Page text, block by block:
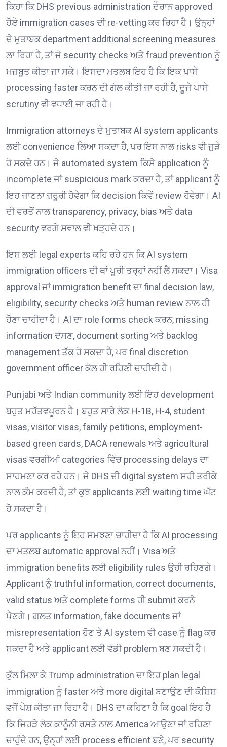
ਕਿਹਾ ਕਿ DHS previous administration ਦੌਰਾਨ approved
ਹੋਏ immigration cases ਦੀ re-vetting ਕਰ ਰਿਹਾ ਹੈ। ਉਨ੍ਹਾਂ
ਦੇ ਮੁਤਾਬਕ department additional screening measures
ਲਾ ਰਿਹਾ ਹੈ, ਤਾਂ ਜੋ security checks ਅਤੇ fraud prevention ਨੂੰ
ਮਜ਼ਬੂਤ ਕੀਤਾ ਜਾ ਸਕੇ। ਇਸਦਾ ਮਤਲਬ ਇਹ ਹੈ ਕਿ ਇਕ ਪਾਸੇ
processing faster ਕਰਨ ਦੀ ਗੱਲ ਕੀਤੀ ਜਾ ਰਹੀ ਹੈ, ਦੂਜੇ ਪਾਸੇ
scrutiny ਵੀ ਵਧਾਈ ਜਾ ਰਹੀ ਹੈ।
Immigration attorneys ਦੇ ਮੁਤਾਬਕ AI system applicants
ਲਈ convenience ਲਿਆ ਸਕਦਾ ਹੈ, ਪਰ ਇਸ ਨਾਲ risks ਵੀ ਜੁੜੇ
ਹੋ ਸਕਦੇ ਹਨ। ਜੇ automated system ਕਿਸੇ application ਨੂੰ
incomplete ਜਾਂ suspicious mark ਕਰਦਾ ਹੈ, ਤਾਂ applicant ਨੂੰ
ਇਹ ਜਾਣਨਾ ਜ਼ਰੂਰੀ ਹੋਵੇਗਾ ਕਿ decision ਕਿਵੇਂ review ਹੋਵੇਗਾ। AI
ਦੀ ਵਰਤੋਂ ਨਾਲ transparency, privacy, bias ਅਤੇ data
security ਵਰਗੇ ਸਵਾਲ ਵੀ ਖੜ੍ਹਦੇ ਹਨ।
ਇਸ ਲਈ legal experts ਕਹਿ ਰਹੇ ਹਨ ਕਿ AI system
immigration officers ਦੀ ਥਾਂ ਪੂਰੀ ਤਰ੍ਹਾਂ ਨਹੀਂ ਲੈ ਸਕਦਾ। Visa
approval ਜਾਂ immigration benefit ਦਾ final decision law,
eligibility, security checks ਅਤੇ human review ਨਾਲ ਹੀ
ਹੋਣਾ ਚਾਹੀਦਾ ਹੈ। AI ਦਾ role forms check ਕਰਨ, missing
information ਦੱਸਣ, document sorting ਅਤੇ backlog
management ਤੱਕ ਹੋ ਸਕਦਾ ਹੈ, ਪਰ final discretion
government officer ਕੋਲ ਹੀ ਰਹਿਣੀ ਚਾਹੀਦੀ ਹੈ।
Punjabi ਅਤੇ Indian community ਲਈ ਇਹ development
ਬਹੁਤ ਮਹੱਤਵਪੂਰਨ ਹੈ। ਬਹੁਤ ਸਾਰੇ ਲੋਕ H-1B, H-4, student
visas, visitor visas, family petitions, employment-
based green cards, DACA renewals ਅਤੇ agricultural
visas ਵਰਗੀਆਂ categories ਵਿੱਚ processing delays ਦਾ
ਸਾਹਮਣਾ ਕਰ ਰਹੇ ਹਨ। ਜੇ DHS ਦੀ digital system ਸਹੀ ਤਰੀਕੇ
ਨਾਲ ਕੰਮ ਕਰਦੀ ਹੈ, ਤਾਂ ਕੁਝ applicants ਲਈ waiting time ਘੱਟ
ਹੋ ਸਕਦਾ ਹੈ।
ਪਰ applicants ਨੂੰ ਇਹ ਸਮਝਣਾ ਚਾਹੀਦਾ ਹੈ ਕਿ AI processing
ਦਾ ਮਤਲਬ automatic approval ਨਹੀਂ। Visa ਅਤੇ
immigration benefits ਲਈ eligibility rules ਉਹੀ ਰਹਿਣਗੇ।
Applicant ਨੂੰ truthful information, correct documents,
valid status ਅਤੇ complete forms ਹੀ submit ਕਰਨੇ
ਪੈਣਗੇ। ਗਲਤ information, fake documents ਜਾਂ
misrepresentation ਹੋਣ ਤੇ AI system ਵੀ case ਨੂੰ flag ਕਰ
ਸਕਦਾ ਹੈ ਅਤੇ applicant ਲਈ ਵੱਡੀ problem ਬਣ ਸਕਦੀ ਹੈ।
ਕੁੱਲ ਮਿਲਾ ਕੇ Trump administration ਦਾ ਇਹ plan legal
immigration ਨੂੰ faster ਅਤੇ more digital ਬਣਾਉਣ ਦੀ ਕੋਸ਼ਿਸ਼
ਵਜੋਂ ਪੇਸ਼ ਕੀਤਾ ਜਾ ਰਿਹਾ ਹੈ। DHS ਦਾ ਕਹਿਣਾ ਹੈ ਕਿ goal ਇਹ ਹੈ
ਕਿ ਜਿਹੜੇ ਲੋਕ ਕਾਨੂੰਨੀ ਰਸਤੇ ਨਾਲ America ਆਉਣਾ ਜਾਂ ਰਹਿਣਾ
ਚਾਹੁੰਦੇ ਹਨ, ਉਨ੍ਹਾਂ ਲਈ process efficient ਬਣੇ, ਪਰ security